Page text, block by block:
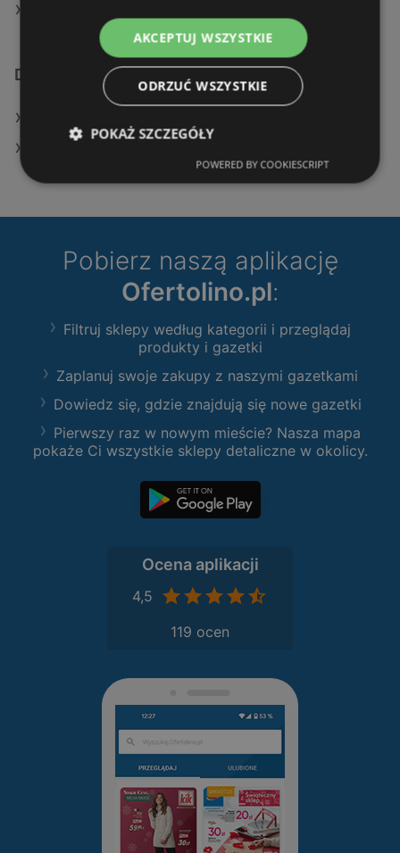
Dodatkowe łącza
Pobierz naszą aplikację
Ofertolino.pl:
Filtruj sklepy według kategorii i przeglądaj
produkty i gazetki
Zaplanuj swoje zakupy z naszymi gazetkami
Dowiedz się, gdzie znajdują się nowe gazetki
Pierwszy raz w nowym mieście? Nasza mapa
pokaże Ci wszystkie sklepy detaliczne w okolicy.
Ocena aplikacji
4,5
119 ocen
AKCEPTUJ WSZYSTKIE
ODRZUĆ WSZYSTKIE
POKAŻ SZCZEGÓŁY
POWERED BY COOKIESCRIPT